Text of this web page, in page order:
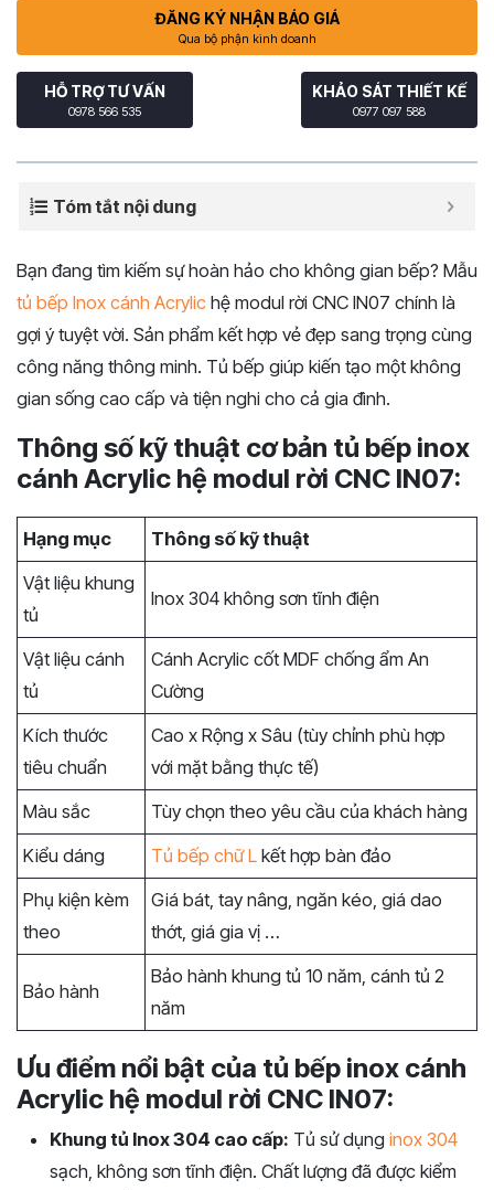
ĐĂNG KÝ NHẬN BÁO GIÁ
Qua bộ phận kinh doanh
HỖ TRỢ TƯ VẤN
0978 566 535
KHẢO SÁT THIẾT KẾ
0977 097 588
Tóm tắt nội dung
Bạn đang tìm kiếm sự hoàn hảo cho không gian bếp? Mẫu
tủ bếp Inox cánh Acrylic hệ modul rời CNC IN07 chính là
gợi ý tuyệt vời. Sản phẩm kết hợp vẻ đẹp sang trọng cùng
công năng thông minh. Tủ bếp giúp kiến tạo một không
gian sống cao cấp và tiện nghi cho cả gia đình.
Thông số kỹ thuật cơ bản tủ bếp inox
cánh Acrylic hệ modul rời CNC IN07:
Hạng mục
Thông số kỹ thuật
Vật liệu khung
tủ
Inox 304 không sơn tĩnh điện
Vật liệu cánh
tủ
Cánh Acrylic cốt MDF chống ẩm An
Cường
Kích thước
tiêu chuẩn
Cao x Rộng x Sâu (tùy chỉnh phù hợp
với mặt bằng thực tế)
Màu sắc
Tùy chọn theo yêu cầu của khách hàng
Kiểu dáng
Tủ bếp chữ L kết hợp bàn đảo
Phụ kiện kèm
theo
Giá bát, tay nâng, ngăn kéo, giá dao
thớt, giá gia vị …
Bảo hành
Bảo hành khung tủ 10 năm, cánh tủ 2
năm
Ưu điểm nổi bật của tủ bếp inox cánh
Acrylic hệ modul rời CNC IN07:
Khung tủ Inox 304 cao cấp: Tủ sử dụng inox 304
sạch, không sơn tĩnh điện. Chất lượng đã được kiểm